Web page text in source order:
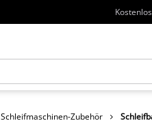
Schleifmaschinen-Zubehör